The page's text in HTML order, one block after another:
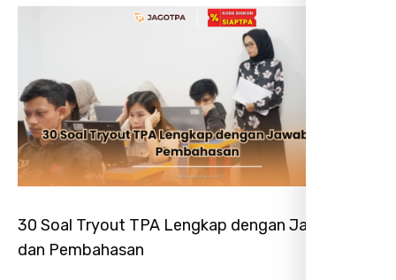
30 Soal Tryout TPA Lengkap dengan Jawaban
dan Pembahasan